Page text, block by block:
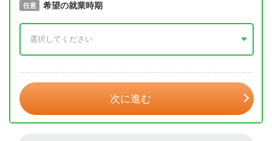
必須 取得予定年
任意 希望の就業時期
次に進む